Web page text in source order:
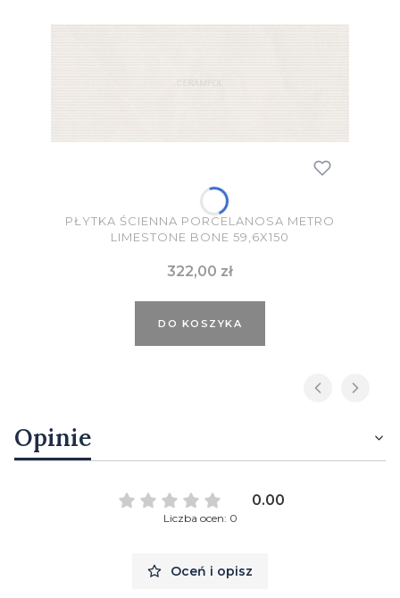
PŁYTKA ŚCIENNA PORCELANOSA METRO
LIMESTONE BONE 59,6X150
Cena
322,00 zł
DO KOSZYKA
Opinie
0.00
Liczba ocen: 0
Oceń i opisz